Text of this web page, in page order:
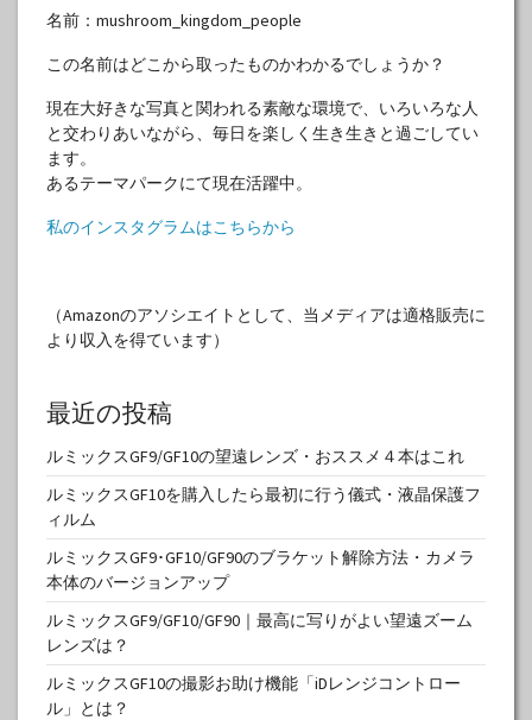
名前：mushroom_kingdom_people
この名前はどこから取ったものかわかるでしょうか？
現在大好きな写真と関われる素敵な環境で、いろいろな人
と交わりあいながら、毎日を楽しく生き生きと過ごしてい
ます。
あるテーマパークにて現在活躍中。
私のインスタグラムはこちらから
（Amazonのアソシエイトとして、当メディアは適格販売に
より収入を得ています）
最近の投稿
ルミックスGF9/GF10の望遠レンズ・おススメ４本はこれ
ルミックスGF10を購入したら最初に行う儀式・液晶保護フ
ィルム
ルミックスGF9･GF10/GF90のブラケット解除方法・カメラ
本体のバージョンアップ
ルミックスGF9/GF10/GF90｜最高に写りがよい望遠ズーム
レンズは？
ルミックスGF10の撮影お助け機能「iDレンジコントロー
ル」とは？